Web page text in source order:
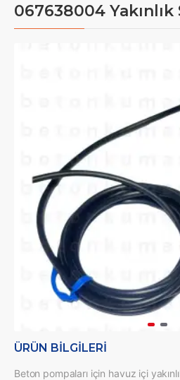
067638004
ÜRÜN BILGILERI
Beton pompaları için havuz içi